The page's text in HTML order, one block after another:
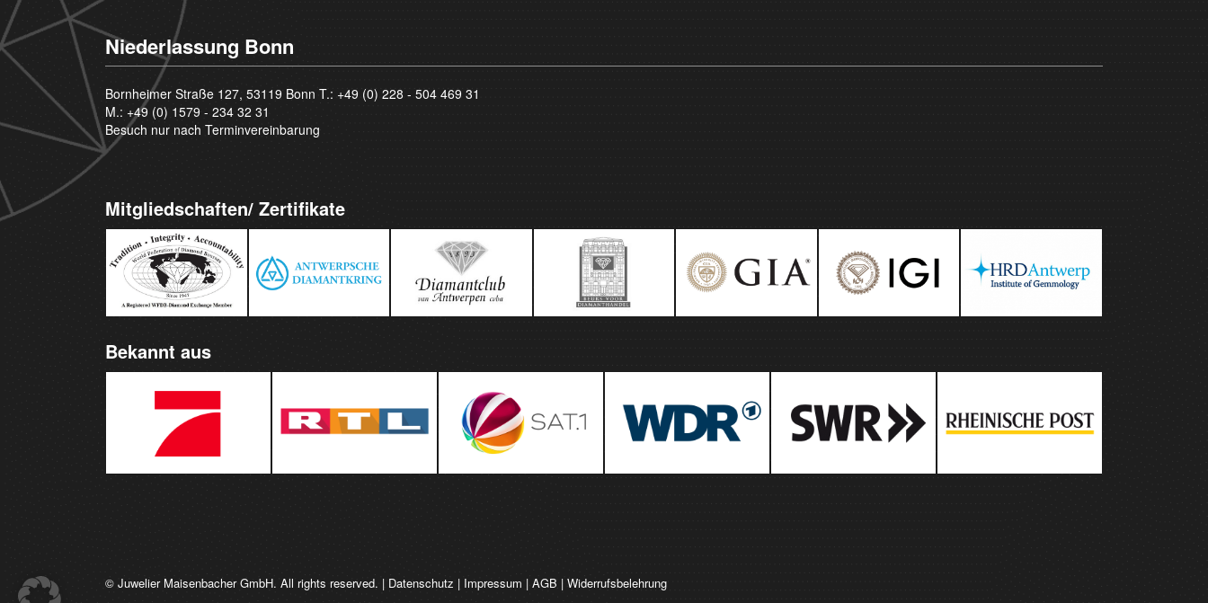
Niederlassung Bonn
Bornheimer Straße 127, 53119 Bonn T.: +49 (0) 228 - 504 469 31
M.: +49 (0) 1579 - 234 32 31
Besuch nur nach Terminvereinbarung
Mitgliedschaften/ Zertifikate
Bekannt aus
© Juwelier Maisenbacher GmbH. All rights reserved. | Datenschutz | Impressum |AGB |Widerrufsbelehrung